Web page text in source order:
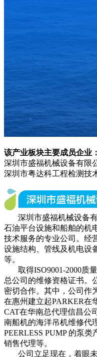
该产业板块主要成员企业：
深圳市盛福机械设备有限
深圳市粤达科工程检测技
深圳市盛福机械设备有
石油平台设施和船舶的机
技术服务的专业公司。经
设施结构、管线及机电设
等。
取得ISO9001-2000质
总公司的维修资格证书。
密切合作。其中，公司作
在惠州建立起PARKER在
CAT在华南总代理信昌公
南船机的海洋吊机维修代
PEERLESS PUMP 的泵
销售代理等。
公司立足现在，着眼未